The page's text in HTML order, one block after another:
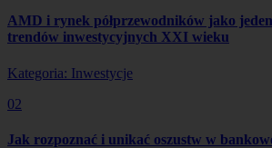
AMD i rynek półprzewodników jako
trendów inwestycyjnych XXI wieku
Kategoria: Inwestycje
02
Jak rozpoznać i unikać oszustw w